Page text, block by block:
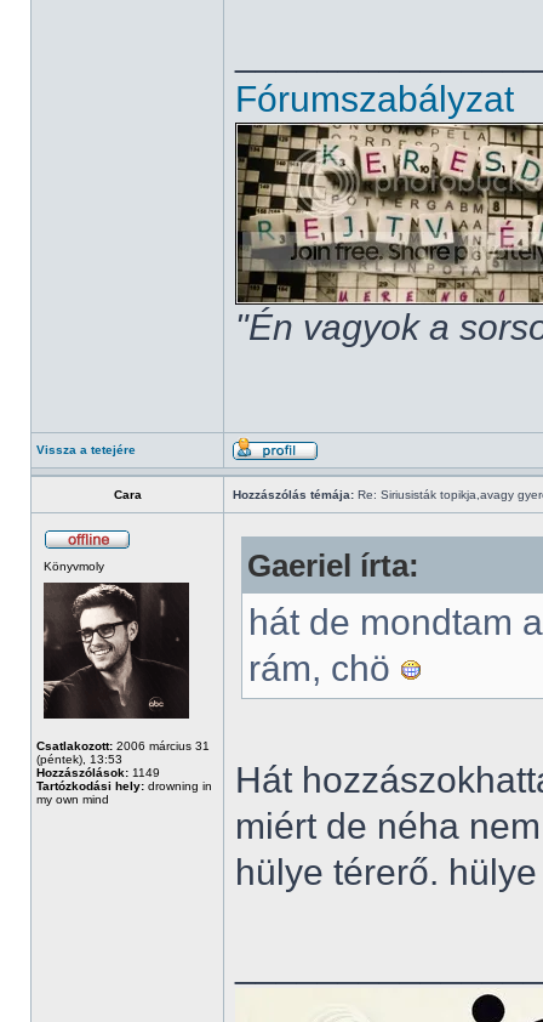
Fórumszabályzat
"Én vagyok a
Vissza a tetejére
Cara Hozzászólás témája: Re: Siriusisták topikja,avagy
Könyvmoly
Csatlakozott: 2006 március 31
(péntek), 13:53
Hozzászólások: 1149
Tartózkodási hely: drowning in
my own mind
Gaeriel írta:
hát de mondtam
rám, chö
Hát
miért de néha
hülye térerő.